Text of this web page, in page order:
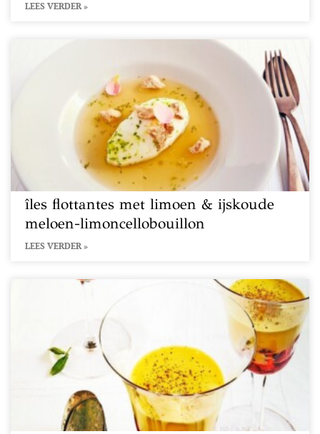
LEES VERDER »
îles flottantes met limoen & ijskoude
meloen-limoncellobouillon
LEES VERDER »